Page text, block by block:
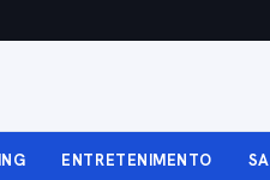
ENTRETENIMENTO